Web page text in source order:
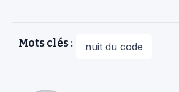
Mots clés : nuit du code